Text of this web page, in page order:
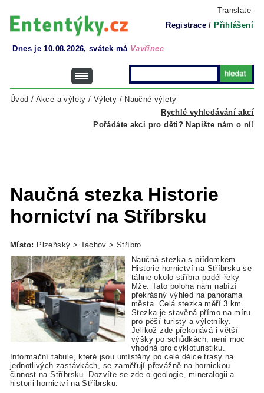
Translate
Registrace / Přihlášení
Dnes je 10.08.2026, svátek má Vavřinec
Rychlé vyhledávání akcí
Úvod / Akce a výlety / Výlety / Naučné výlety
Pořádáte akci pro děti? Napište nám o ní!
Naučná stezka Historie
hornictví na Stříbrsku
Místo: Plzeňský > Tachov > Stříbro
Naučná stezka s přídomkem
Historie hornictví na Stříbrsku se
táhne okolo stříbra podél řeky
Mže. Tato poloha nám nabízí
překrásný výhled na panorama
města. Celá stezka měří 3 km.
Stezka je stavěná přímo na míru
pro pěší turisty a výletníky.
Jelikož zde překonává i větší
výšky po schůdkách, není moc
vhodná pro cykloturistiku.
Informační tabule, které jsou umístěny po celé délce trasy na
jednotlivých zastávkách, se zaměřují převážně na hornickou
činnost na Stříbrsku. Dozvíte se zde o geologie, mineralogii a
historii hornictví na Stříbrsku.